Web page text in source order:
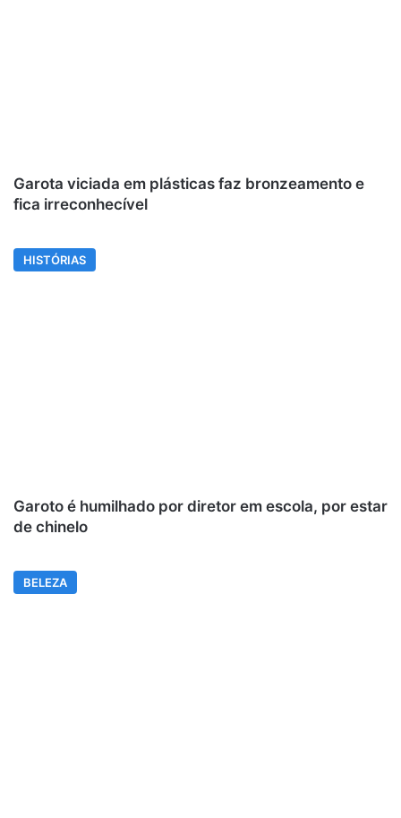
Garota viciada em plásticas faz bronzeamento e
fica irreconhecível
HISTÓRIAS
Garoto é humilhado por diretor em escola, por estar
de chinelo
BELEZA